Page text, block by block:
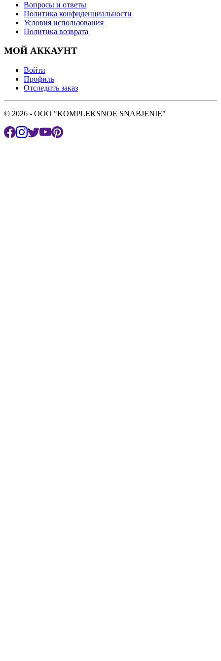
Вопросы и ответы
Политика конфиденциальности
Условия использования
Политика возврата
МОЙ АККАУНТ
Войти
Профиль
Отследить заказ
© 2026 - OOO "KOMPLEKSNOE SNABJENIE"